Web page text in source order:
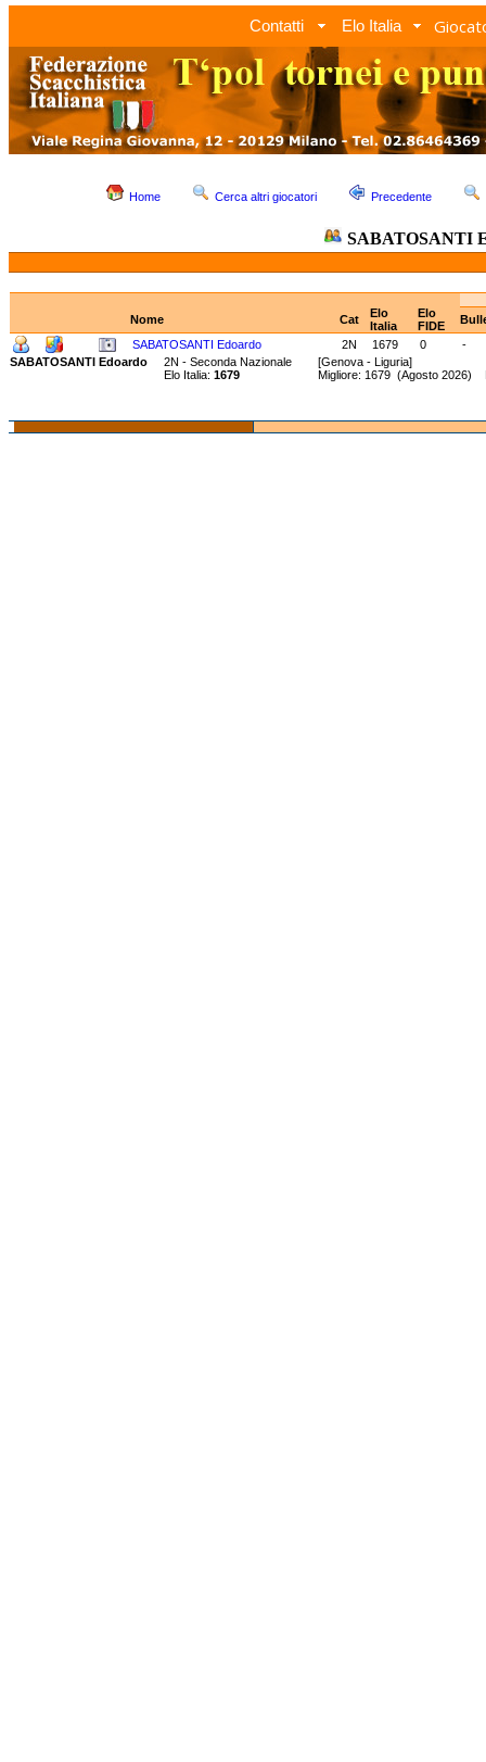
Contatti Elo Italia
Home Cerca altri giocatori Precedente
SABATOSANTI
Nome Cat
Elo
Italia
Elo
FIDE
SABATOSANTI Edoardo
2N 1679 0
-
SABATOSANTI Edoardo
2N - Seconda Nazionale [Genova - Liguria]
Elo Italia: 1679 Migliore: 1679 (Agosto 2026)